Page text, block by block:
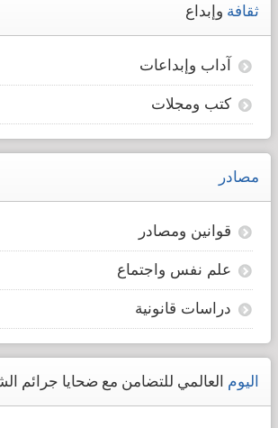
ثقافة وإبداع
آداب وإبداعات
كتب ومجلات
مصادر
قوانين ومصادر
علم نفس واجتماع
دراسات قانونية
اليوم العالمي للتضامن مع ضحايا جرائم